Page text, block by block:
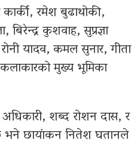
कार्की, रमेश बुढाथोकी,
बिरेन्द्र कुशवाह, सुप्रज्ञा
यादव, कमल सुनार, गीता
मुख्य भूमिका
शब्द रोशन दास, र
छ भने छायांकन नितेश घतानले